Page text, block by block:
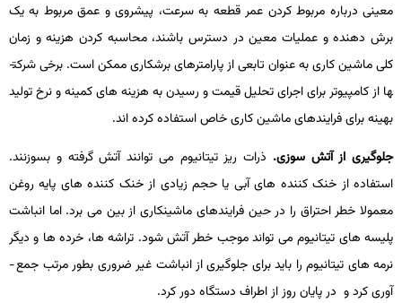
معینی درباره مربوط کردن عمر قطعه به سرعت، پیشروی و عمق مربوط به یک
برش­ دهنده و عملیات معین در دسترس باشند، محاسبه کردن هزینه و زمان
کلی ماشین ­کاری به عنوان تابعی از پارامترهای برشکاری ممکن است. برخی شرکت­
ها از کامپیوتر برای اجرای تحلیل قیمت و رسیدن به هزینه ­های کمینه و نرخ تولید
بهینه برای فرایندهای ماشین­ کاری خاص استفاده کرده­ اند.
جلوگیری از آتش سوزی. ذرات ریز تیتانیوم می ­توانند آتش گرفته و بسوزنند.
استفاده از خنک کننده های آبی یا حجم زیادی از خنک کننده های پایه روغن
معمولا خطر احتراق را در حین فرایندهای ماشین­کاری از بین می­ برد. اما انباشت
پلیسه های تیتانیوم می­ تواند موجب خطر آتش شود. تراشه ­ها، خرده­ ها و دیگر
نرمه ­های تیتانیوم را باید برای جلوگیری از انباشت غیر ضروری بطور مرتب جمع ­
آوری کرد و در پایان روز از اطراف دستگاه دور کرد.